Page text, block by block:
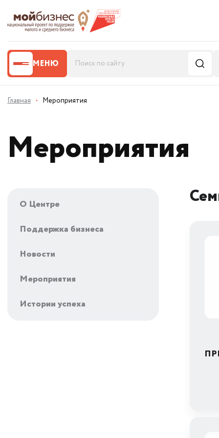
МЕНЮ
Главная · Мероприятия
Мероприятия
О Центре
Поддержка бизнеса
Новости
Мероприятия
Истории успеха